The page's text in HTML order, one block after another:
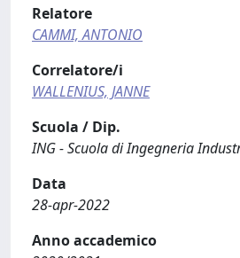
Relatore
CAMMI, ANTONIO
Correlatore/i
WALLENIUS, JANNE
Scuola / Dip.
ING - Scuola di Ingegneria
Data
28-apr-2022
Anno accademico